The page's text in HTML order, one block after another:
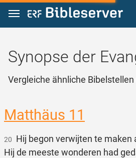
Zum Inhalt springen
Synopse der
Vergleiche ähnliche Bibelstellen
Matthäus 11
20 Hij begon verwijten te maken
Hij de meeste wonderen had